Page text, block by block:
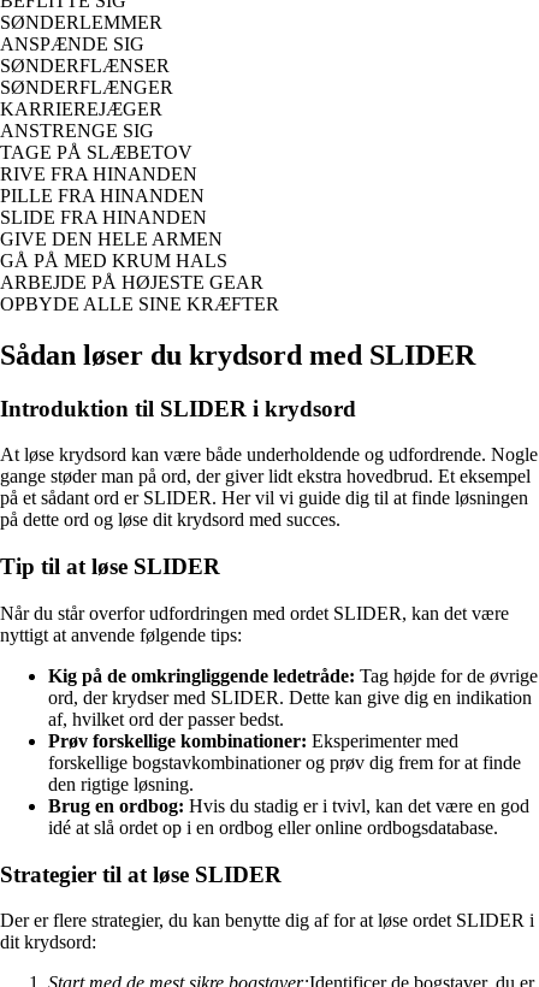
SØNDERLEMMER
ANSPÆNDE SIG
SØNDERFLÆNSER
SØNDERFLÆNGER
KARRIEREJÆGER
ANSTRENGE SIG
TAGE PÅ SLÆBETOV
RIVE FRA HINANDEN
PILLE FRA HINANDEN
SLIDE FRA HINANDEN
GIVE DEN HELE ARMEN
GÅ PÅ MED KRUM HALS
ARBEJDE PÅ HØJESTE GEAR
OPBYDE ALLE SINE KRÆFTER
Sådan løser du krydsord med SLIDER
Introduktion til SLIDER i krydsord
At løse krydsord kan være både underholdende og udfordrende. Nogle
gange støder man på ord, der giver lidt ekstra hovedbrud. Et eksempel
på et sådant ord er SLIDER. Her vil vi guide dig til at finde løsningen
på dette ord og løse dit krydsord med succes.
Tip til at løse SLIDER
Når du står overfor udfordringen med ordet SLIDER, kan det være
nyttigt at anvende følgende tips:
Kig på de omkringliggende ledetråde: Tag højde for de øvrige
ord, der krydser med SLIDER. Dette kan give dig en indikation
af, hvilket ord der passer bedst.
Prøv forskellige kombinationer: Eksperimenter med
forskellige bogstavkombinationer og prøv dig frem for at finde
den rigtige løsning.
Brug en ordbog: Hvis du stadig er i tvivl, kan det være en god
idé at slå ordet op i en ordbog eller online ordbogsdatabase.
Strategier til at løse SLIDER
Der er flere strategier, du kan benytte dig af for at løse ordet SLIDER i
dit krydsord: